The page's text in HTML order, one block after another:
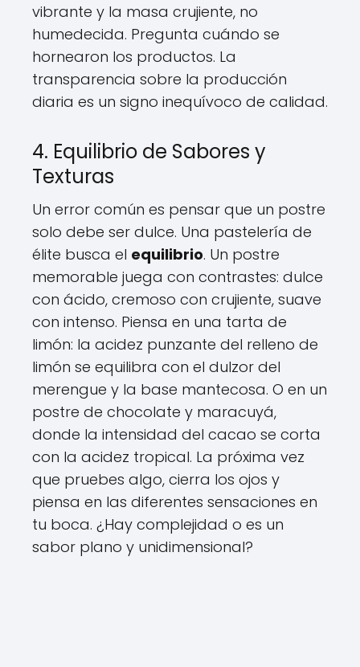
vibrante y la masa crujiente, no
humedecida. Pregunta cuándo se
hornearon los productos. La
transparencia sobre la producción
diaria es un signo inequívoco de calidad.
4. Equilibrio de Sabores y
Texturas
Un error común es pensar que un postre
solo debe ser dulce. Una pastelería de
élite busca el equilibrio. Un postre
memorable juega con contrastes: dulce
con ácido, cremoso con crujiente, suave
con intenso. Piensa en una tarta de
limón: la acidez punzante del relleno de
limón se equilibra con el dulzor del
merengue y la base mantecosa. O en un
postre de chocolate y maracuyá,
donde la intensidad del cacao se corta
con la acidez tropical. La próxima vez
que pruebes algo, cierra los ojos y
piensa en las diferentes sensaciones en
tu boca. ¿Hay complejidad o es un
sabor plano y unidimensional?